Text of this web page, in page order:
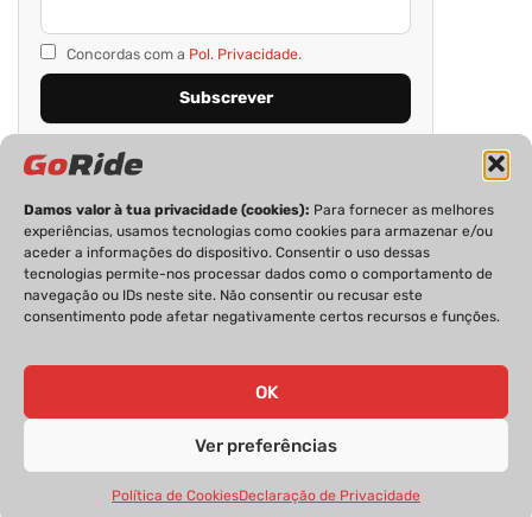
Damos valor à tua privacidade (cookies): Para fornecer as melhores
experiências, usamos tecnologias como cookies para armazenar e/ou
aceder a informações do dispositivo. Consentir o uso dessas
tecnologias permite-nos processar dados como o comportamento de
navegação ou IDs neste site. Não consentir ou recusar este
consentimento pode afetar negativamente certos recursos e funções.
OK
Ver preferências
Política de CookiesDeclaração de Privacidade
Concordas com a Pol. Privacidade.
PRIVACIDADE FICHA TÉCNICA
ESTATUTO EDITORIAL
GoRide 2026 | Todos os direitos reservados.